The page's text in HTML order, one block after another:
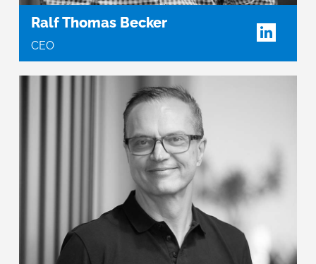
Ralf Thomas Becker
CEO